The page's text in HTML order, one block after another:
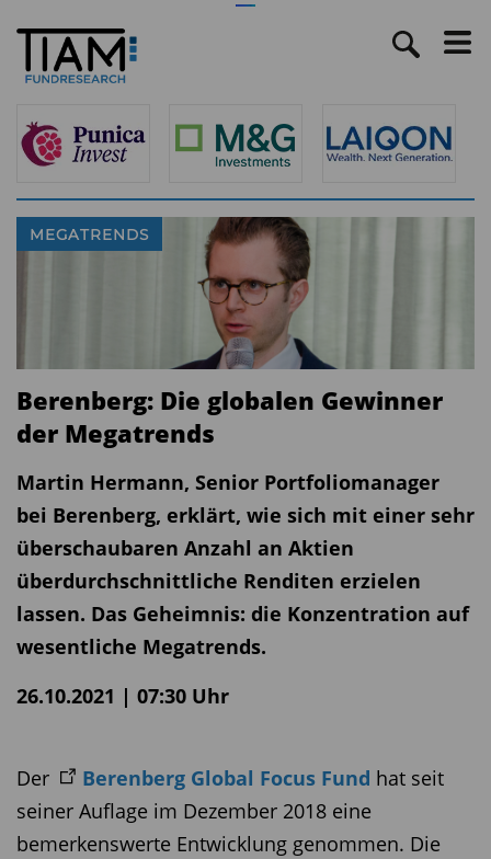
MEGATRENDS
Berenberg: Die globalen Gewinner
der Megatrends
Martin Hermann, Senior Portfoliomanager
bei Berenberg, erklärt, wie sich mit einer sehr
überschaubaren Anzahl an Aktien
überdurchschnittliche Renditen erzielen
lassen. Das Geheimnis: die Konzentration auf
wesentliche Megatrends.
26.10.2021 | 07:30 Uhr
Der Berenberg Global Focus Fund hat seit
seiner Auflage im Dezember 2018 eine
bemerkenswerte Entwicklung genommen. Die